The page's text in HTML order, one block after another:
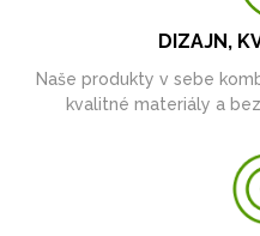
DIZAJN,
Naše produkty v sebe
kvalitné materiály a